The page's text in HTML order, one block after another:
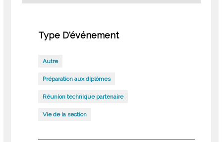
Type D'événement
Autre
Préparation aux diplômes
Réunion technique partenaire
Vie de la section